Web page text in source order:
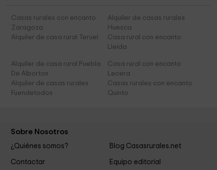
Casas rurales con encanto
Zaragoza
Alquiler de casas rurales
Huesca
Alquiler de casa rural Teruel
Casa rural con encanto
Lleida
Alquiler de casa rural Puebla
De Alborton
Casa rural con encanto
Lecera
Alquiler de casas rurales
Fuendetodos
Casas rurales con encanto
Quinto
Sobre Nosotros
¿Quiénes somos? Blog Casasrurales.net
Contactar Equipo editorial